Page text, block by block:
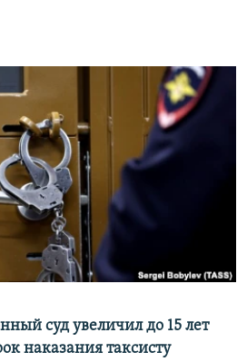
суд увеличил до 15 лет
наказания таксисту